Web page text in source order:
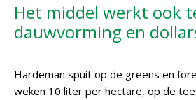
Het middel werkt ook
dauwvorming en
Hardeman spuit op de greens en
weken 10 liter per hectare, op de